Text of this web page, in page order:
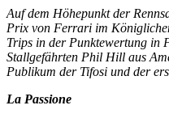
Auf dem Höhepunkt der
Prix von Ferrari im
Trips in der Punktewertung in
Stallgefährten Phil Hill aus
Publikum der Tifosi und der
La Passione